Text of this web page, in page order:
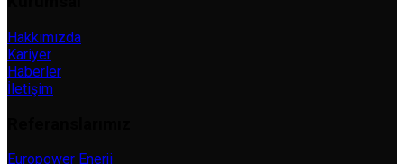
Hakkımızda
Kariyer
Haberler
İletişim
Europower Enerji